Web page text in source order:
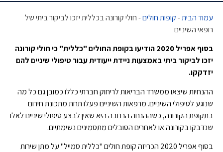
עמוד הבית-קופות חולים-חולי קורונה בכללית יזכו לביקור ביתי של
רופאי השיניים
בסוף אפריל 2020 הודיעו בקופת החולים "כללית" כי חולי קורונה
יזכו לביקור ביתי באמצעות ניידת ייעודית עבור טיפולי שיניים להם
יזדקקו.
ההנחיות שיצאו ממשרד הבריאות לריחוק חברתי כללו כמובן גם כל מה
שנוגע לטיפולי השיניים. מרפאות השיניים פעלו תחת מתכונת חירום
בתקופת הקורונה, כשההנחה הרחבה היא שאין לבצע טיפולי שיניים לאלו
שנדבקו בקורונה או לאחרים הסובלים מתסמינים נשימתיים.
בסוף אפריל 2020 הכריזה קופת חולים "כללית סמייל" על מתן שירות